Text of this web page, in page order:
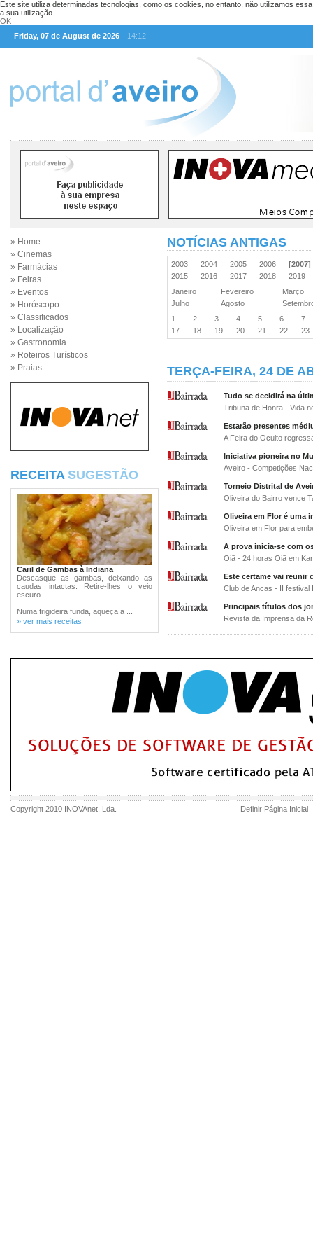
Este site utiliza determinadas tecnologias, como os cookies, no entanto, não utilizamos
a sua utilização.
OK
Friday, 07 de August de 2026
14:12
» Home
» Cinemas
» Farmácias
» Feiras
» Eventos
» Horóscopo
» Classificados
» Localização
» Gastronomia
» Roteiros Turísticos
» Praias
RECEITA SUGESTÃO
Caril de Gambas à Indiana
Descasque as gambas, deixando as
caudas intactas. Retire-lhes o veio
escuro.
Numa frigideira funda, aqueça a ...
» ver mais receitas
NOTÍCIAS ANTIGAS
2003 2004 2005 2006
[2007]
2015
2016 2017 2018
2019
Janeiro
Fevereiro
Março
Julho
Agosto
1
2 3 4 5 6
7
17
18 19 20 21 22 23
TERÇA-FEIRA, 24 DE
Tudo se decidirá na
Tribuna de Honra - Vida
Estarão presentes
A Feira do Oculto
Iniciativa pioneira no
Aveiro - Competições
Torneio Distrital de
Oliveira do Bairro vence
Oliveira em Flor é uma
Oliveira em Flor para
A prova inicia-se com
Oiã - 24 horas Oiã em
Este certame vai reunir
Club de Ancas - II festival
Principais títulos dos
Revista da Imprensa da
Copyright 2010 INOVAnet , Lda. Definir Página Inicial